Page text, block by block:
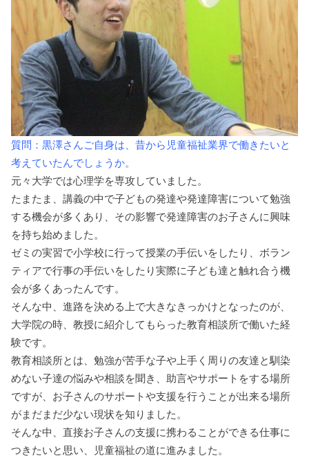
質問：黒澤さんご自身は、昔から児童福祉業界で働きたいと
考えていたんでしょうか。
元々大学では心理学を専攻していました。
たまたま、講義の中で子どもの発達や発達障害について勉強
する機会が多くあり、その影響で発達障害のお子さんに興味
を持ち始めました。
ゼミの実習で小学校に行って授業の手伝いをしたり、ボラン
ティアで行事の手伝いをしたり実際に子ども達と触れ合う機
会が多くあったんです。
そんな中、進路を決める上で大きなきっかけとなったのが、
大学院の時、教授に紹介してもらった教育相談所で働いた経
験です。
教育相談所とは、勉強が苦手な子や上手く周りの友達と馴染
めない子達の悩みや相談を聞き、助言やサポートをする場所
ですが、お子さんのサポートや支援を行うことが出来る場所
がまだまだ少ない現状を知りました。
そんな中、直接お子さんの支援に携わることができる仕事に
つきたいと思い、児童福祉の道に進みました。